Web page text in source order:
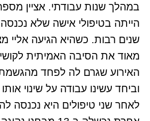
במהלך שנות עבודתי. אציין
הייתה בטיפולי אישה שלא נכנסה
שנים רבות. כשהיא הגיעה אליי
מאוד את הסיבה האמיתית
האירוע שגרם לה לפחד
וביחד עשינו עבודה על שינוי
לאחר שני טיפולים היא נכנסה